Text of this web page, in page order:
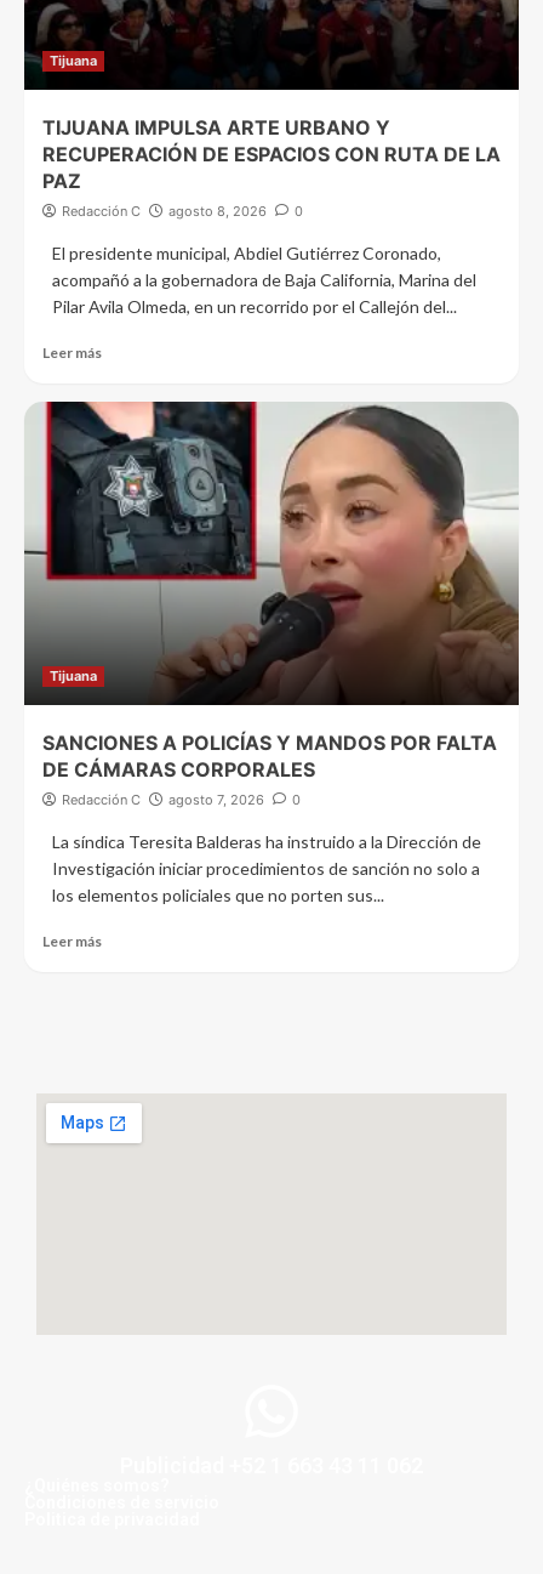
Tijuana
TIJUANA IMPULSA ARTE URBANO Y
RECUPERACIÓN DE ESPACIOS CON RUTA DE LA
PAZ
Redacción C agosto 8, 2026 0
El presidente municipal, Abdiel Gutiérrez Coronado,
acompañó a la gobernadora de Baja California, Marina del
Pilar Avila Olmeda, en un recorrido por el Callejón del...
Leer más
Tijuana
SANCIONES A POLICÍAS Y MANDOS POR FALTA
DE CÁMARAS CORPORALES
Redacción C agosto 7, 2026 0
La síndica Teresita Balderas ha instruido a la Dirección de
Investigación iniciar procedimientos de sanción no solo a
los elementos policiales que no porten sus...
Leer más